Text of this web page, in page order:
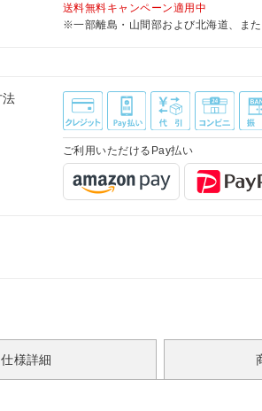
送料無料キャンペーン適用中
※一部離島・山間部および北海道、ま
法
ご利用いただけるPay払い
仕様詳細